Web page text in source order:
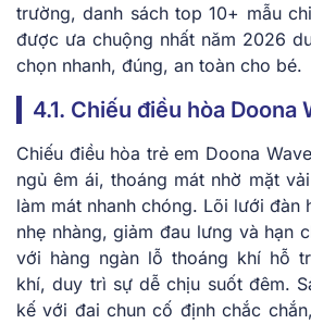
trường, danh sách top 10+ mẫu
được ưa chuộng nhất năm 2026
chọn nhanh, đúng, an toàn cho bé.
4.1. Chiếu điều hòa Doona
Chiếu điều hòa trẻ em Doona
ngủ êm ái, thoáng mát nhờ mặt
làm mát nhanh chóng. Lõi lưới đàn
nhẹ nhàng, giảm đau lưng và hạn
với hàng ngàn lỗ thoáng khí hỗ
khí, duy trì sự dễ chịu suốt đêm.
kế với đai chun cố định chắc